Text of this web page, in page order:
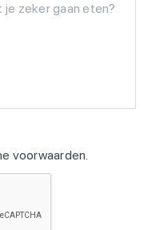
voorwaarden.